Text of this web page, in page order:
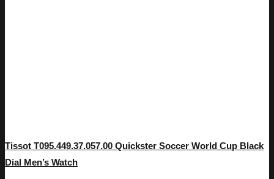
Tissot T095.449.37.057.00 Quickster Soccer World Cup Black
Dial Men’s Watch